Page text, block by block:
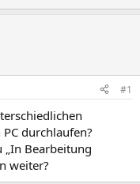
#1
durchlaufen?
„In Bearbeitung
weiter?